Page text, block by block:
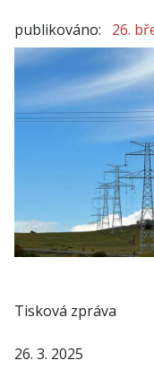
publikováno: 26.
Tisková zpráva
26. 3. 2025